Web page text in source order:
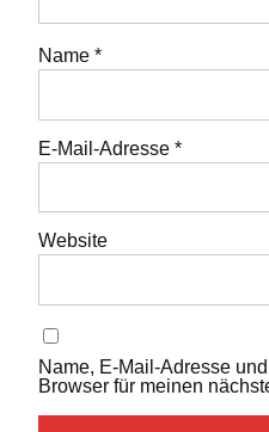
Name *
E-Mail-Adresse *
Website
Name, E-Mail-Adresse
Browser für meinen